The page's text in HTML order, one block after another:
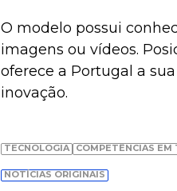
O modelo possui
imagens ou vídeos.
oferece a Portugal a
inovação.
TECNOLOGIA COMPETÊNCIAS EM
NOTÍCIAS ORIGINAIS